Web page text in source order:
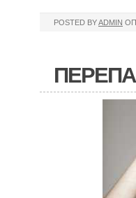
POSTED BYADMIN